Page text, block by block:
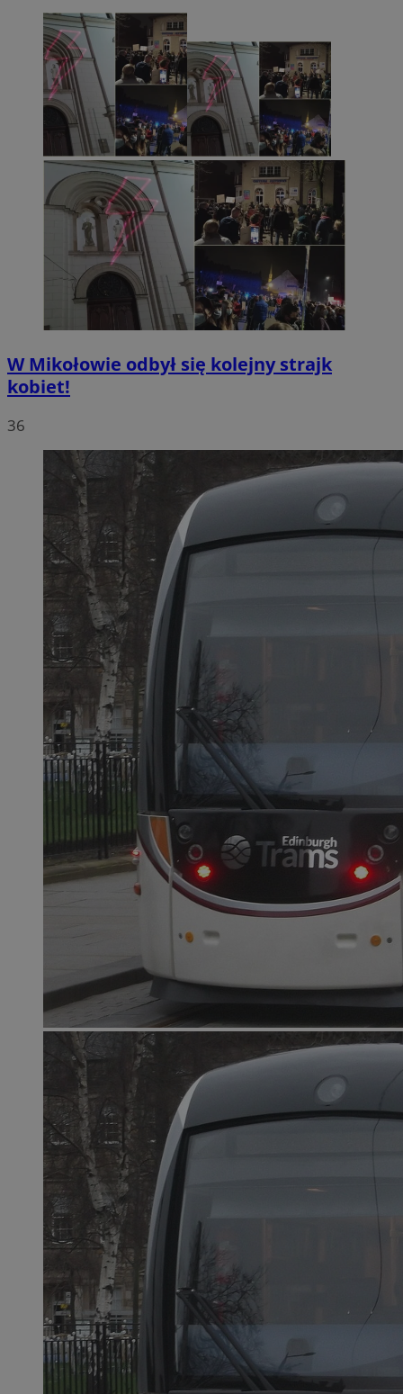
W Mikołowie odbył się kolejny strajk
kobiet!
36